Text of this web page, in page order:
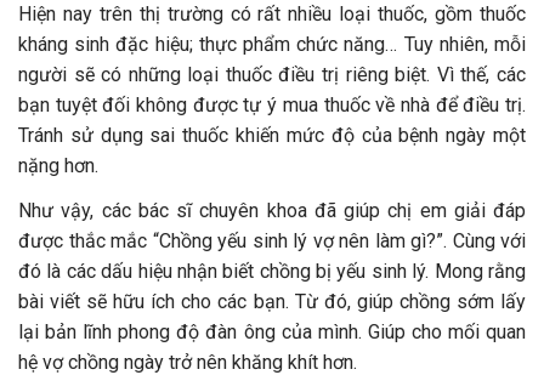
Hiện nay trên thị trường có rất nhiều loại thuốc, gồm thuốc
kháng sinh đặc hiệu; thực phẩm chức năng… Tuy nhiên, mỗi
người sẽ có những loại thuốc điều trị riêng biệt. Vì thế, các
bạn tuyệt đối không được tự ý mua thuốc về nhà để điều trị.
Tránh sử dụng sai thuốc khiến mức độ của bệnh ngày một
nặng hơn.
Như vậy, các bác sĩ chuyên khoa đã giúp chị em giải đáp
được thắc mắc “Chồng yếu sinh lý vợ nên làm gì?”. Cùng với
đó là các dấu hiệu nhận biết chồng bị yếu sinh lý. Mong rằng
bài viết sẽ hữu ích cho các bạn. Từ đó, giúp chồng sớm lấy
lại bản lĩnh phong độ đàn ông của mình. Giúp cho mối quan
hệ vợ chồng ngày trở nên khăng khít hơn.